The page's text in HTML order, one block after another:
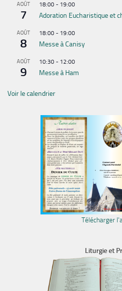
AOÛT
7
18:00 - 19:00
Adoration Eucharistique et
AOÛT
8
18:00 - 19:00
Messe à Canisy
AOÛT
9
10:30 - 12:00
Messe à Ham
Voir le calendrier
Télécharger
Liturgie et